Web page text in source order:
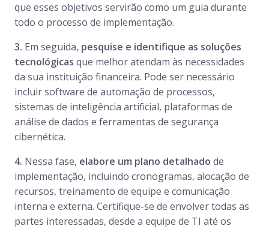
que esses objetivos servirão como um guia durante
todo o processo de implementação.
3. Em seguida, pesquise e identifique as soluções
tecnológicas que melhor atendam às necessidades
da sua instituição financeira. Pode ser necessário
incluir software de automação de processos,
sistemas de inteligência artificial, plataformas de
análise de dados e ferramentas de segurança
cibernética.
4. Nessa fase, elabore um plano detalhado de
implementação, incluindo cronogramas, alocação de
recursos, treinamento de equipe e comunicação
interna e externa. Certifique-se de envolver todas as
partes interessadas, desde a equipe de TI até os